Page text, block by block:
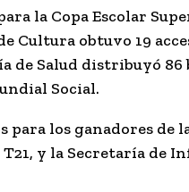
la Copa Escolar
obtuvo 19
de Salud distribuyó
Social.
los ganadores de
y la Secretaría de